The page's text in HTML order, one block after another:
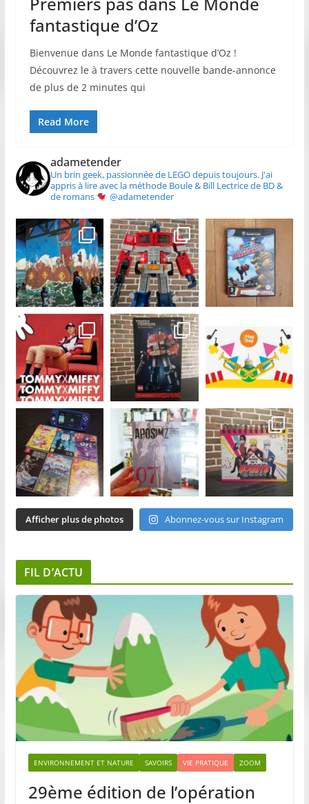
fantastique d’Oz
Bienvenue dans Le Monde fantastique d’Oz !
Découvrez le à travers cette nouvelle bande-annonce
de plus de 2 minutes qui
Read More
adametender
Un brin geek, passionnée de LEGO depuis toujours.J'ai
appris à lire avec la méthode Boule & Bill Lectrice de BD &
de romans
@adametender
Afficher plus de photos Abonnez-vous sur Instagram
FIL D’ACTU
ENVIRONNEMENT ET NATURE SAVOIRS VIE PRATIQUE ZOOM
29ème édition de l’opération